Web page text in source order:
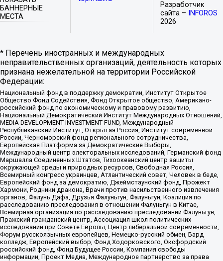
БАННЕРНЫЕ
МЕСТА
Разработчик
сайта –
INFOROS
2026
* Перечень иностранных и международных
неправительственных организаций, деятельность которых
признана нежелательной на территории Российской
Федерации:
Национальный фонд в поддержку демократии, Институт Открытое
Общество Фонд Содействия, Фонд Открытое общество, Американо-
российский фонд по экономическому и правовому развитию,
Национальный Демократический Институт Международных Отношений,
MEDIA DEVELOPMENT INVESTMENT FUND, Международный
Республиканский Институт, Открытая Россия, Институт современной
России, Черноморский фонд регионального сотрудничества,
Европейская Платформа за Демократические Выборы,
Международный центр электоральных исследований, Германский фонд
Маршалла Соединенных Штатов, Тихоокеанский центр защиты
окружающей среды и природных ресурсов, Свободная Россия,
Всемирный конгресс украинцев, Атлантический совет, Человек в беде,
Европейский фонд за демократию, Джеймстаунский фонд, Прожект
Хармони, Родники дракона, Врачи против насильственного извлечения
органов, Фалунь Дафа, Друзья Фалуньгун, Фалуньгун, Коалиция по
расследованию преследования в отношении Фалуньгун в Китае,
Всемирная организация по расследованию преследований Фалуньгун,
Пражский гражданский центр, Ассоциация школ политических
исследований при Совете Европы, Центр либеральной современности,
Форум русскоязычных европейцев, Немецко-русский обмен, Бард
колледж, Европейский выбор, Фонд Ходорковского, Оксфордский
российский фонд, Фонд Будущее России, Компания свободы
информации, Проект Медиа, Международное партнерство за права